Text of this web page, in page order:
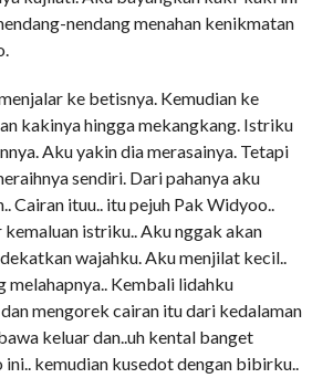
nendang menahan kenikmatan
ke betisnya. Kemudian ke
kakinya hingga mekangkang. Istriku
Aku yakin dia merasainya. Tetapi
sendiri. Dari pahanya aku
Cairan ituu.. itu pejuh Pak Widyoo..
istriku.. Aku nggak akan
wajahku. Aku menjilat kecil..
melahapnya.. Kembali lidahku
mengorek cairan itu dari kedalaman
keluar dan..uh kental banget
kemudian kusedot dengan bibirku..